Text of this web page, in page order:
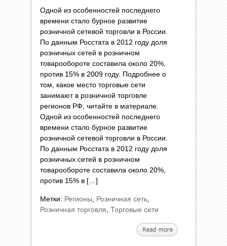
Одной из особенностей последнего
времени стало бурное развитие
розничной сетевой торговли в России.
По данным Росстата в 2012 году доля
розничных сетей в розничном
товарообороте составила около 20%,
против 15% в 2009 году. Подробнее о
том, какое место торговые сети
занимают в розничной торговле
регионов РФ, читайте в материале.
Одной из особенностей последнего
времени стало бурное развитие
розничной сетевой торговли в России.
По данным Росстата в 2012 году доля
розничных сетей в розничном
товарообороте составила около 20%,
против 15% в […]
Метки: Регионы Розничная сеть
Розничная торговля Торговые сети